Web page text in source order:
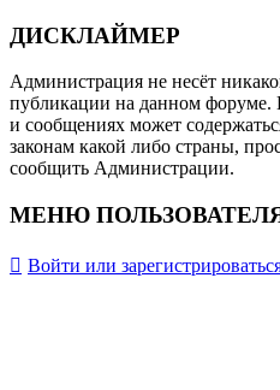
ДИСКЛАЙМЕР
Администрация не несёт
публикации на данном форуме.
и сообщениях может
законам какой либо страны,
сообщить Администрации.
МЕНЮ
Войти или